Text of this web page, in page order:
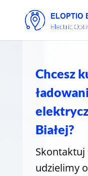
Chcesz
Białej?
Skontaktuj
udzielimy